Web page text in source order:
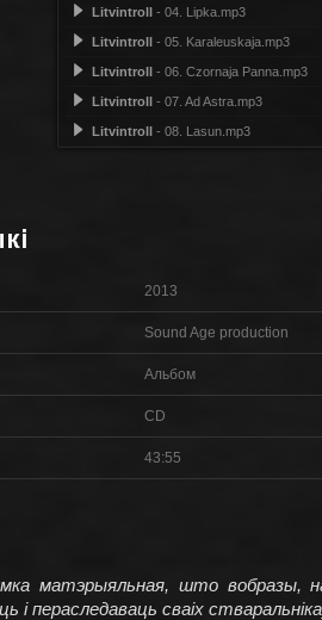
Litvintroll - 04. Lipka.mp3
Litvintroll - 05. Karaleuskaja.mp3
Litvintroll - 06. Czornaja Panna.mp3
Litvintroll - 07. Ad Astra.mp3
Litvintroll - 08. Lasun.mp3
2013
Sound Age production
Альбом
CD
43:55
матэрыяльная, што вобразы,
і пераследаваць сваіх